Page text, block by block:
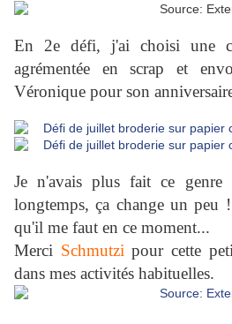
En 2e défi, j'ai choisi une
agrémentée en scrap et
Véronique pour son
Je n'avais plus fait ce genre
longtemps, ça change un peu
qu'il me faut en ce moment...
Merci Schmutzi pour cette
dans mes activités habituelles.